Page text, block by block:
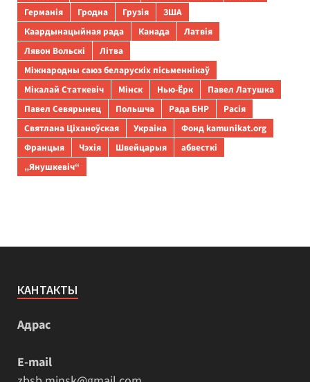
Германія
Гродна Грузія
ЗША
Каардынацыйная рада
Канада
Латвія
Лявон Вольскі
Літва
Міжнародны саюз беларускіх пісьменнікаў
Мікалай Статкевіч
Мінск Нью-Ёрк
Павел Латушка
Павел Севярынец
Польшча Рада БНР
Расія
Святлана Ціханоўская
Украіна
Фонд kamunikat.org
Францыя
Чэхія Швейцарыя
абвесткі
„Янушкевіч“
КАНТАКТЫ
Адрас
E-mail